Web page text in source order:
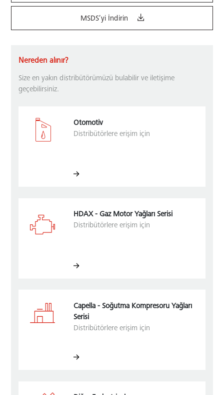
MSDS’yi İndirin
Nereden alınır?
Size en yakın distribütörümüzü bulabilir ve iletişime
geçebilirsiniz.
Otomotiv
Distribütörlere erişim için
HDAX - Gaz Motor Yağları Serisi
Distribütörlere erişim için
Capella - Soğutma Kompresoru Yağları
Serisi
Distribütörlere erişim için